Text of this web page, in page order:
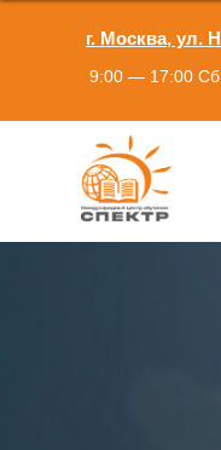
г. Москва, ул.
9:00 — 17:00